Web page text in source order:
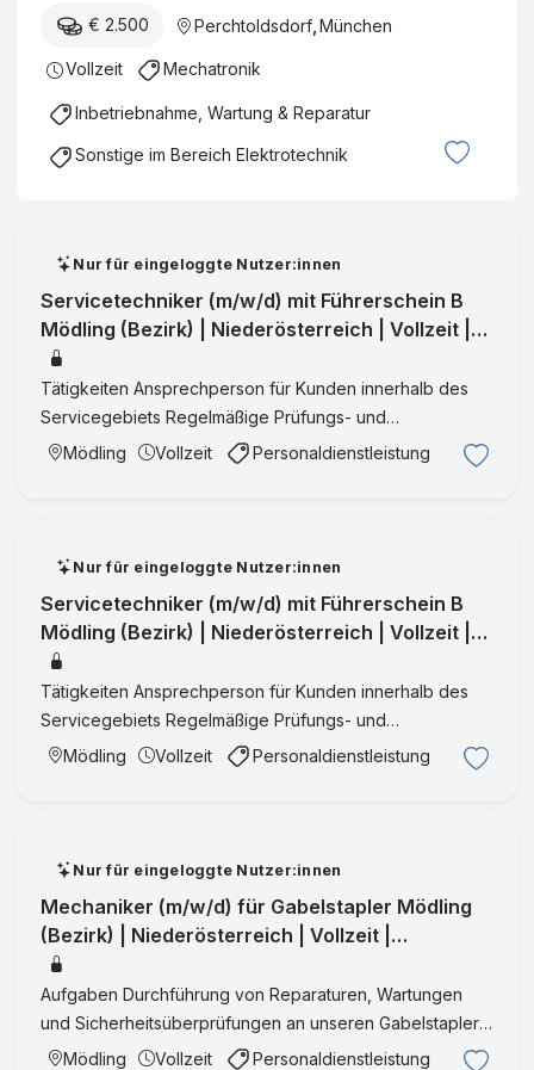
/
D
€ 2.500 Perchtoldsdorf München
Vollzeit Mechatronik
Inbetriebnahme, Wartung & Reparatur
Sonstige im Bereich Elektrotechnik
Nur für eingeloggte Nutzer:innen
Servicetechniker (m/w/d) mit Führerschein B
Mödling (Bezirk) | Niederösterreich | Vollzeit |
VermittlungID:36285
Tätigkeiten Ansprechperson für Kunden innerhalb des
Servicegebiets Regelmäßige Prüfungs- und
Umbauarbeiten Unser Angebot: attraktive und
Mödling Vollzeit Personaldienstleistung
Nur für eingeloggte Nutzer:innen
Servicetechniker (m/w/d) mit Führerschein B
Mödling (Bezirk) | Niederösterreich | Vollzeit |
VermittlungID:36290
Tätigkeiten Ansprechperson für Kunden innerhalb des
Servicegebiets Regelmäßige Prüfungs- und
Umbauarbeiten Unser Angebot: attraktive und
Mödling Vollzeit Personaldienstleistung
Nur für eingeloggte Nutzer:innen
Mechaniker (m/w/d) für Gabelstapler Mödling
(Bezirk) | Niederösterreich | Vollzeit |
VermittlungID:36278
Aufgaben Durchführung von Reparaturen, Wartungen
und Sicherheitsüberprüfungen an unseren Gabelstaplern
und Lagertechnikgeräten Ausrüstung und Aufbau von
Mödling Vollzeit Personaldienstleistung